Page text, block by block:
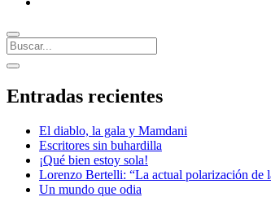
Buscar
Barra
lateral
abrir
lateral
Entradas recientes
El diablo, la gala y Mamdani
Escritores sin buhardilla
¡Qué bien estoy sola!
Lorenzo Bertelli: “La actual polarización de
Un mundo que odia